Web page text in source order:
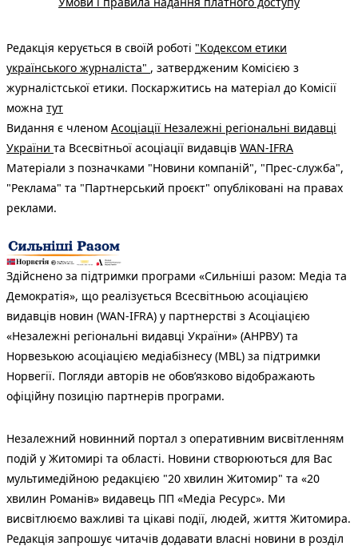
Редакція керується в своїй роботі "Кодексом етики
українського журналіста" , затвердженим Комісією з
журналістської етики. Поскаржитись на матеріал до Комісії
можна тут
Видання є членом Асоціації Незалежні регіональні видавці
України та Всесвітньої асоціації видавців WAN-IFRA
Матеріали з позначками "Новини компаній", "Прес-служба",
"Реклама" та "Партнерський проєкт" опубліковані на правах
реклами.
Здійснено за підтримки програми «Сильніші разом: Медіа та
Демократія», що реалізується Всесвітньою асоціацією
видавців новин (WAN-IFRA) у партнерстві з Асоціацією
«Незалежні регіональні видавці України» (АНРВУ) та
Норвезькою асоціацією медіабізнесу (MBL) за підтримки
Норвегії. Погляди авторів не обов’язково відображають
офіційну позицію партнерів програми.
Незалежний новинний портал з оперативним висвітленням
подій у Житомирі та області. Новини створюються для Вас
мультимедійною редакцією "20 хвилин Житомир" та «20
хвилин Романів» видавець ПП «Медіа Ресурс». Ми
висвітлюємо важливі та цікаві події, людей, життя Житомира.
Редакція запрошує читачів додавати власні новини в розділ